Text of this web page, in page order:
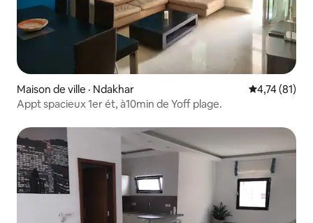
Maison de ville · Ndakhar Note
4,74 (81)
Appt spacieux 1er ét, à10min de Yoff plage.